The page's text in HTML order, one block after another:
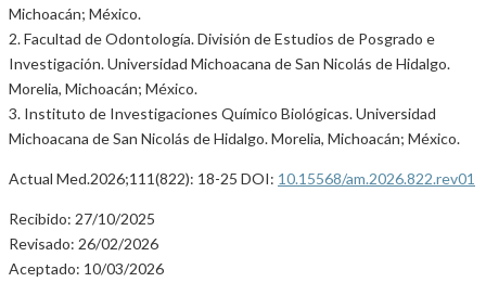
Michoacán; México.
2. Facultad de Odontología. División de Estudios de Posgrado e
Investigación. Universidad Michoacana de San Nicolás de Hidalgo.
Morelia, Michoacán; México.
3. Instituto de Investigaciones Químico Biológicas. Universidad
Michoacana de San Nicolás de Hidalgo. Morelia, Michoacán; México.
Actual Med.2026;111(822): 18-25 DOI: 10.15568/am.2026.822.rev01
Recibido: 27/10/2025
Revisado: 26/02/2026
Aceptado: 10/03/2026